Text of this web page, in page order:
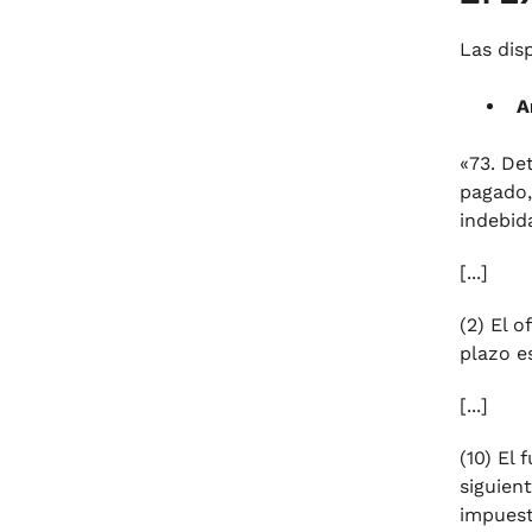
Las
«73.
[...]
(2) El
plazo
[...]
(10) El